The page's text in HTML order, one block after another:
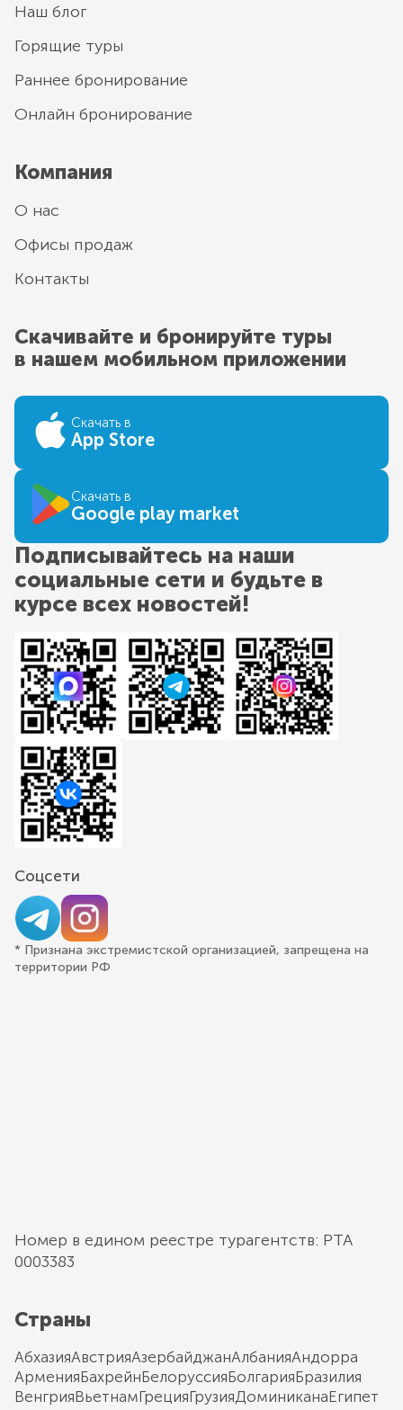
Наш блог
Горящие туры
Раннее бронирование
Онлайн бронирование
Компания
О нас
Офисы продаж
Контакты
Скачивайте и бронируйте туры
в нашем мобильном приложении
Скачать в
App Store
Скачать в
Google play market
Подписывайтесь на наши
социальные сети и будьте в
курсе всех новостей!
Соцсети
* Признана экстремистской организацией, запрещена на
территории РФ
Номер в едином реестре турагентств: РТА
0003383
Страны
АбхазияАвстрияАзербайджанАлбанияАндорра
АрменияБахрейнБелоруссияБолгарияБразилия
ВенгрияВьетнамГрецияГрузияДоминиканаЕгипет